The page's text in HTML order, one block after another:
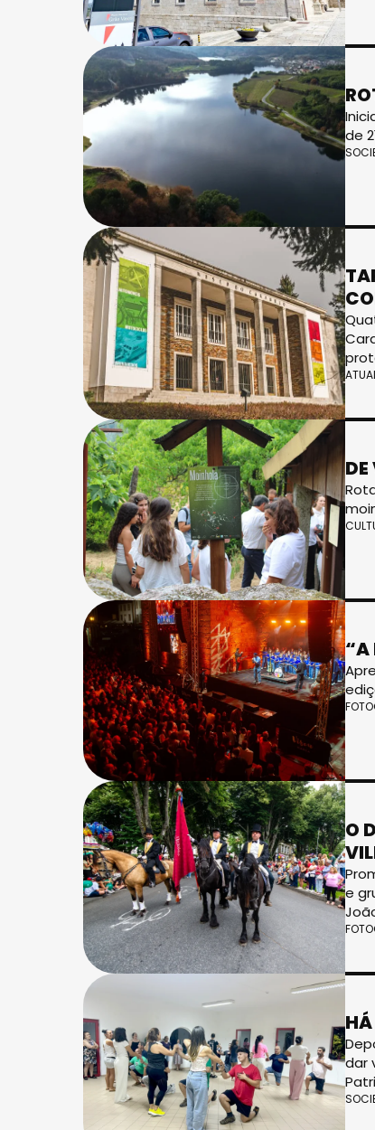
de
“A
O
e
dar